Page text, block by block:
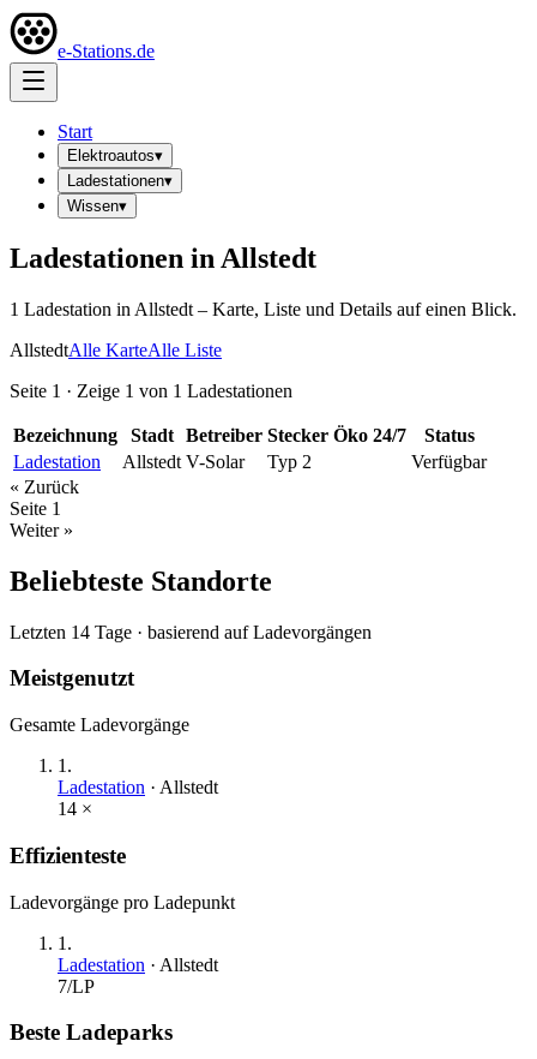
e-Stations.de
Start
Elektroautos▾
Ladestationen▾
Wissen▾
Ladestationen in Allstedt
1 Ladestation in Allstedt – Karte, Liste und Details auf einen Blick.
AllstedtAlle KarteAlle Liste
Seite 1 · Zeige 1 von 1 Ladestationen
Bezeichnung Stadt Betreiber Stecker Öko 24/7
Status
Ladestation
Allstedt V-Solar Typ 2
Verfügbar
« Zurück
Seite 1
Weiter »
Beliebteste Standorte
Letzten 14 Tage · basierend auf Ladevorgängen
Meistgenutzt
Gesamte Ladevorgänge
1 .
Ladestation · Allstedt
14 ×
Effizienteste
Ladevorgänge pro Ladepunkt
1 .
Ladestation · Allstedt
7/LP
Beste Ladeparks